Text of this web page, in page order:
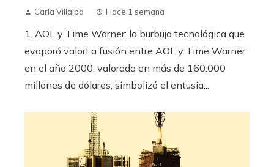
Carla Villalba Hace 1 semana
1. AOL y Time Warner: la burbuja tecnológica que
evaporó valorLa fusión entre AOL y Time Warner
en el año 2000, valorada en más de 160.000
millones de dólares, simbolizó el entusia...